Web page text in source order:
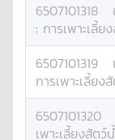
6507101318
: การเพาะเลี้
6507101319
การเพาะเลี้ยง
6507101320
เพาะเลี้ยงสัตว์